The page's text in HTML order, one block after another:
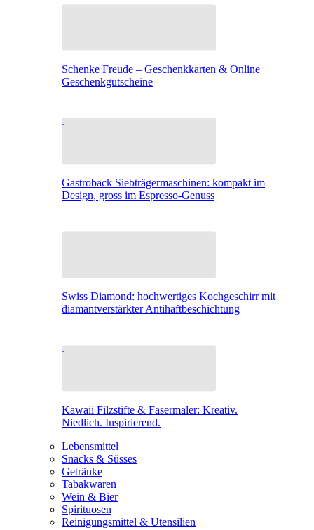
Schenke Freude – Geschenkkarten & Online
Geschenkgutscheine
Gastroback Siebträgermaschinen: kompakt im
Design, gross im Espresso-Genuss
Swiss Diamond: hochwertiges Kochgeschirr mit
diamantverstärkter Antihaftbeschichtung
Kawaii Filzstifte & Fasermaler: Kreativ.
Niedlich. Inspirierend.
Lebensmittel
Snacks & Süsses
Getränke
Tabakwaren
Wein & Bier
Spirituosen
Reinigungsmittel & Utensilien